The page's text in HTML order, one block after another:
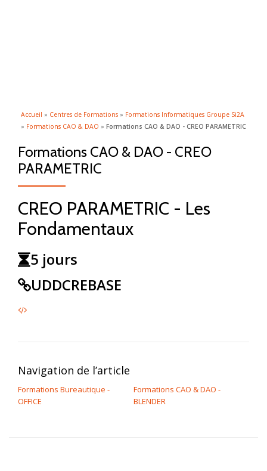
Accueil » Centres de Formations » Formations Informatiques Groupe Si2A
» Formations CAO & DAO » Formations CAO & DAO - CREO PARAMETRIC
Formations CAO & DAO - CREO
PARAMETRIC
CREO PARAMETRIC - Les
Fondamentaux
5 jours
UDDCREBASE
Navigation de l’article
Formations Bureautique -
OFFICE
Formations CAO & DAO -
BLENDER